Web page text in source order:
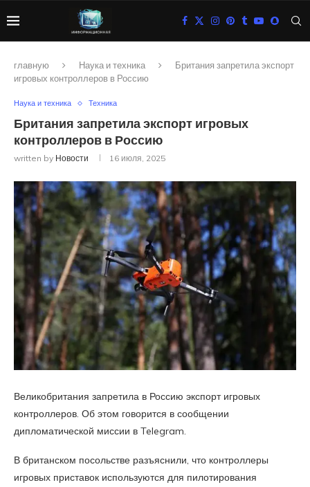
главную Наука и техника
Британия запретила экспорт
игровых контроллеров в Россию
Наука и техника Техника
Британия запретила экспорт игровых
контроллеров в Россию
written by Новости 16 июля, 2025
Великобритания запретила в Россию экспорт игровых
контроллеров. Об этом говорится в сообщении
дипломатической миссии в Telegram.
В британском посольстве разъяснили, что контроллеры
игровых приставок используются для пилотирования